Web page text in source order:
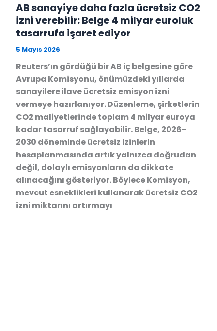
AB sanayiye daha fazla ücretsiz CO2
izni verebilir: Belge 4 milyar euroluk
tasarrufa işaret ediyor
5 Mayıs 2026
Reuters’ın gördüğü bir AB iç belgesine göre
Avrupa Komisyonu, önümüzdeki yıllarda
sanayilere ilave ücretsiz emisyon izni
vermeye hazırlanıyor. Düzenleme, şirketlerin
CO2 maliyetlerinde toplam 4 milyar euroya
kadar tasarruf sağlayabilir. Belge, 2026–
2030 döneminde ücretsiz izinlerin
hesaplanmasında artık yalnızca doğrudan
değil, dolaylı emisyonların da dikkate
alınacağını gösteriyor. Böylece Komisyon,
mevcut esneklikleri kullanarak ücretsiz CO2
izni miktarını artırmayı